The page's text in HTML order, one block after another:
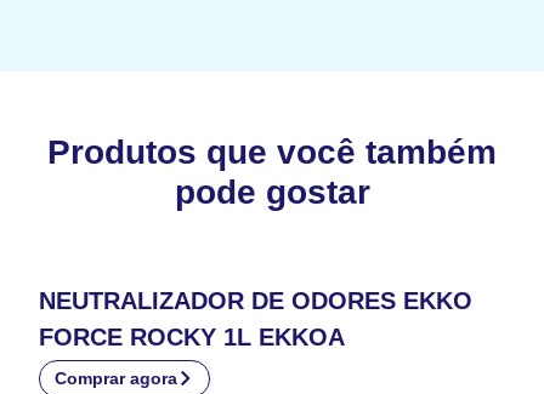
Produtos que você também
pode gostar
NEUTRALIZADOR DE ODORES EKKO
FORCE ROCKY 1L EKKOA
Comprar agora